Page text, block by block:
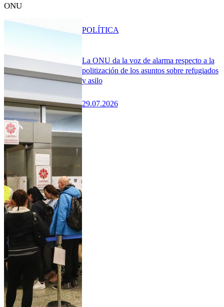
ONU
La ONU da la voz de alarma respecto a la
politización de los asuntos sobre refugiados
y asilo
29.07.2026
POLÍTICA